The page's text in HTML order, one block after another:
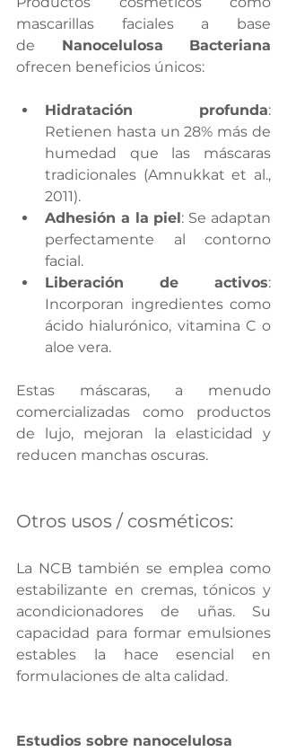
mascarillas faciales a base
de
ofrecen beneficios únicos:
Hidratación profunda:
Retienen hasta un 28% más de
humedad que las máscaras
tradicionales (Amnukkat et al.,
2011).
Adhesión a la piel: Se adaptan
perfectamente al contorno
facial.
Liberación de activos:
Incorporan ingredientes como
ácido hialurónico, vitamina C o
aloe vera.
Estas máscaras, a menudo
comercializadas como productos
de lujo, mejoran la elasticidad y
reducen manchas oscuras.
Otros usos / cosméticos:
La NCB también se emplea como
estabilizante en cremas, tónicos y
acondicionadores de uñas. Su
capacidad para formar emulsiones
estables la hace esencial en
formulaciones de alta calidad.
Estudios sobre nanocelulosa